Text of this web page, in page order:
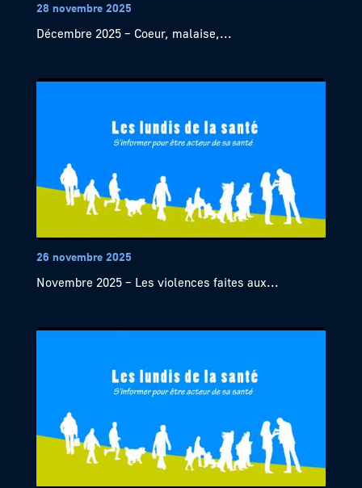
28 novembre 2025
Décembre 2025 – Coeur, malaise,...
26 novembre 2025
Novembre 2025 – Les violences faites aux...